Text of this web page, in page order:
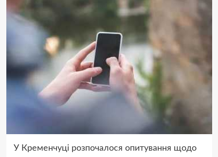
У Кременчуці розпочалося опитування щодо